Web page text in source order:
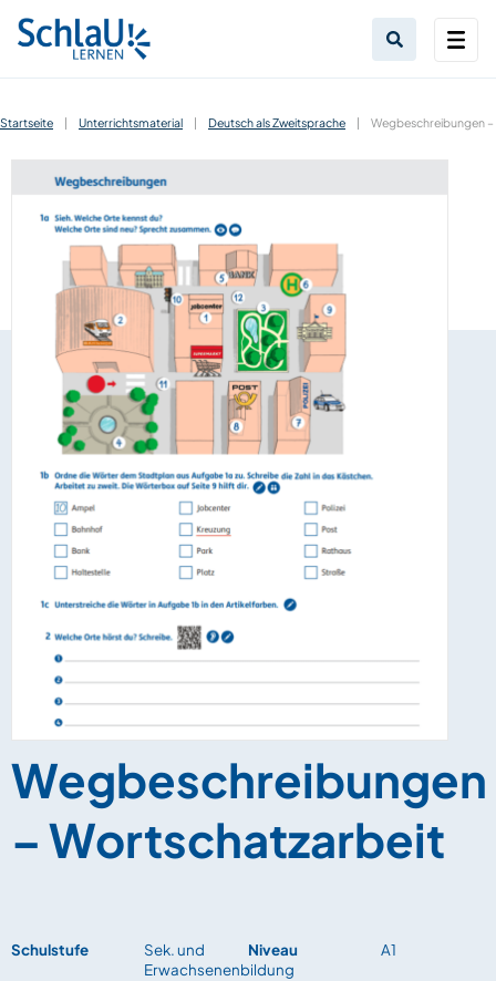
Startseite | Unterrichtsmaterial | Deutsch als Zweitsprache | Wegbeschreibungen
Wegbeschreibungen
– Wortschatzarbeit
Schulstufe
Sek. und
Erwachsenenbildung
Niveau A1